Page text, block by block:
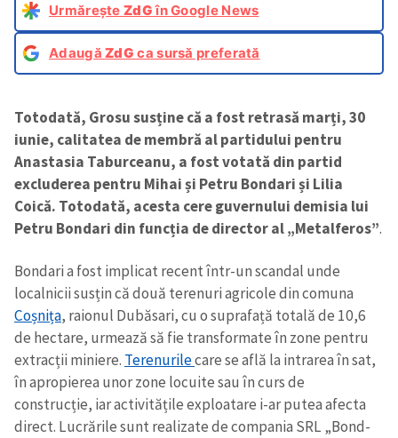
Urmărește ZdGîn Google News
AdaugăZdG ca sursă preferată
Totodată, Grosu susține că a fost retrasă marți, 30
iunie, calitatea de membră al partidului pentru
Anastasia Taburceanu, a fost votată din partid
excluderea pentru Mihai și Petru Bondari și Lilia
Coică. Totodată, acesta cere guvernului demisia lui
Petru Bondari din funcția dedirector al „Metalferos”.
Bondari a fost implicat recent într-un scandal unde
localnicii susțin că două terenuri agricole din comuna
Coșnița, raionul Dubăsari, cu o suprafață totală de 10,6
de hectare, urmează să fie transformate în zone pentru
extracții miniere. Terenurilecare se află la intrarea în sat,
în apropierea unor zone locuite sau în curs de
construcție, iar activitățile exploatare i-ar putea afecta
direct. Lucrările sunt realizate de compania SRL „Bond-